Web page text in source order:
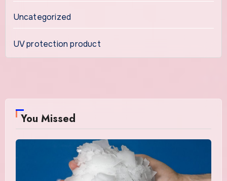
Uncategorized
UV protection product
You Missed